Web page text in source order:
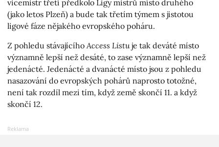
vicemistr třetí předkolo Ligy mistrů místo druhého
(jako letos Plzeň) a bude tak třetím týmem s jistotou
ligové fáze nějakého evropského poháru.
Z pohledu stávajícíhoAccess Listuje tak deváté místo
významně lepší než desáté, to zase významně lepší než
jedenácté. Jedenácté a dvanácté místo jsou z pohledu
nasazování do evropských pohárů naprosto totožné,
není tak rozdíl mezi tím, když země skončí 11. a když
skončí 12.